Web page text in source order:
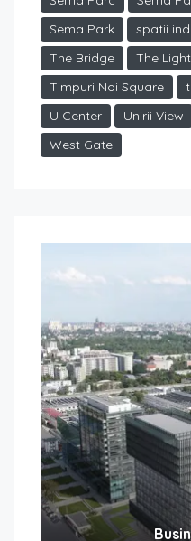
Sema Park
spatii
The Bridge
The Light
Timpuri Noi Square
U Center
Unirii View
West Gate